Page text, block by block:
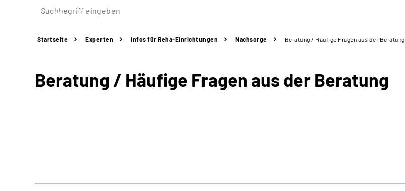
Startseite Experten Infos für Reha-Einrichtungen Nachsorge Beratung / Häufige Fragen aus der Beratung
Beratung / Häufige Fragen aus der Beratung